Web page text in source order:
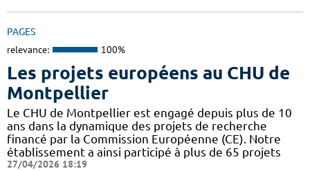
PAGES
relevance: 100%
Les projets européens au CHU de
Montpellier
Le CHU de Montpellier est engagé depuis plus de 10
ans dans la dynamique des projets de recherche
financé par la Commission Européenne (CE). Notre
établissement a ainsi participé à plus de 65 projets
27/04/2026 18:19